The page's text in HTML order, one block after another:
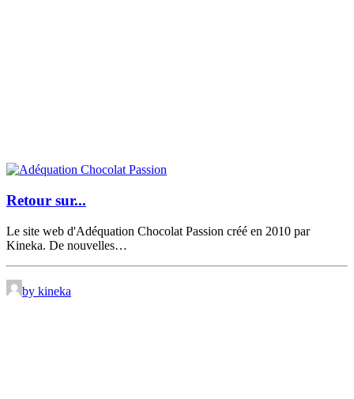
Retour sur...
Le site web d'Adéquation Chocolat Passion créé en 2010 par
Kineka. De nouvelles…
by kineka